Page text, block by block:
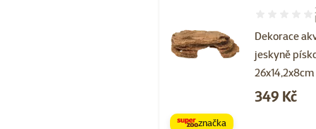
Dekorace
jeskyně
26x14,2x8cm
Hodnocení
Cena
349 Kč
značka